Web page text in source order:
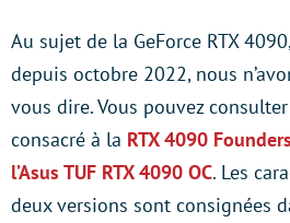
Au sujet de la GeForce RTX
depuis octobre 2022, nous
vous dire. Vous pouvez
consacré à la RTX 4090
l’Asus TUF RTX 4090 OC. Les
deux versions sont consignées